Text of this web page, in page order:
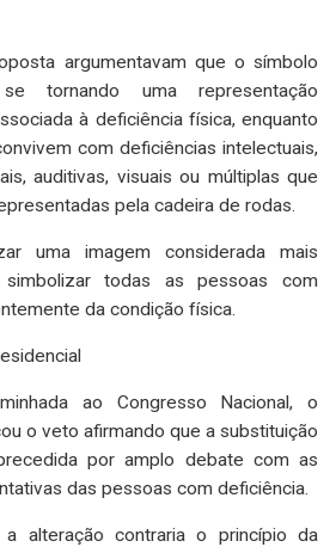
argumentavam que o símbolo
tornando uma representação
à deficiência física, enquanto
com deficiências intelectuais,
auditivas, visuais ou múltiplas que
pela cadeira de rodas.
uma imagem considerada mais
todas as pessoas com
da condição física.
ao Congresso Nacional, o
o veto afirmando que a substituição
por amplo debate com as
das pessoas com deficiência.
alteração contraria o princípio da